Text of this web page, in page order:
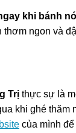
khi bánh
thơm ngon và
Trị thực sự là
khi ghé thăm
của mình